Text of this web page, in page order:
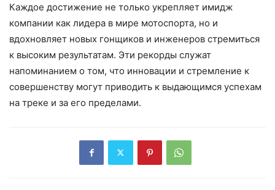
Каждое достижение не только укрепляет имидж
компании как лидера в мире мотоспорта, но и
вдохновляет новых гонщиков и инженеров стремиться
к высоким результатам. Эти рекорды служат
напоминанием о том, что инновации и стремление к
совершенству могут приводить к выдающимся успехам
на треке и за его пределами.